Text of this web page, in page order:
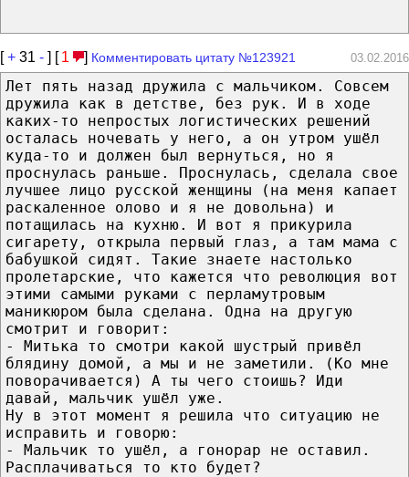
[+ 31 - ] [ 1 ] Комментировать цитату №123921 03.02.2016
Лет пять назад дружила с мальчиком. Совсем
дружила как в детстве, без рук. И в ходе
каких-то непростых логистических решений
осталась ночевать у него, а он утром ушёл
куда-то и должен был вернуться, но я
проснулась раньше. Проснулась, сделала свое
лучшее лицо русской женщины (на меня капает
раскаленное олово и я не довольна) и
потащилась на кухню. И вот я прикурила
сигарету, открыла первый глаз, а там мама с
бабушкой сидят. Такие знаете настолько
пролетарские, что кажется что революция вот
этими самыми руками с перламутровым
маникюром была сделана. Одна на другую
смотрит и говорит:
- Митька то смотри какой шустрый привёл
блядину домой, а мы и не заметили. (Ко мне
поворачивается) А ты чего стоишь? Иди
давай, мальчик ушёл уже.
Ну в этот момент я решила что ситуацию не
исправить и говорю:
- Мальчик то ушёл, а гонорар не оставил.
Расплачиваться то кто будет?